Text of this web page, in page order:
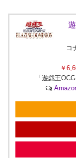
コ
￥
「遊戯王